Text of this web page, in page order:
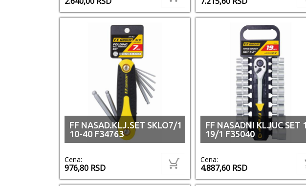
FF NASAD.KLJ.SET SKLO7/1
10-40 F34763
Cena:
976,80 RSD
FF NASADNI KLJUC SET
19/1 F35040
Cena:
4.887,60 RSD